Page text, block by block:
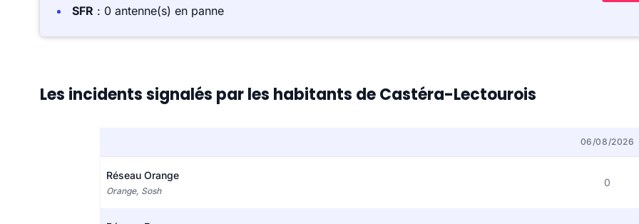
SFR : 0 antenne(s) en panne
Les incidents signalés par les habitants de Castéra-Lectourois
06/08/2026
Réseau Orange
Orange, Sosh
0